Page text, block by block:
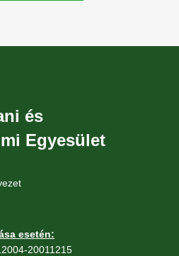
és
Egyesület
esetén:
20011215